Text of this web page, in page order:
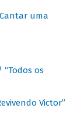
Cantar uma
“Todos os
Victor”